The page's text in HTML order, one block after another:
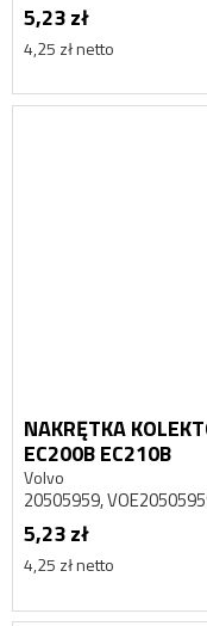
5,23 zł
4,25 zł netto
NAKRĘTKA
EC200B EC210B
Volvo
20505959,
5,23 zł
4,25 zł netto